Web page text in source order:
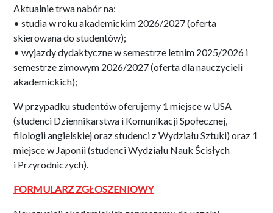
Aktualnie trwa nabór na:
• studia w roku akademickim 2026/2027 (oferta
skierowana do studentów);
• wyjazdy dydaktyczne w semestrze letnim 2025/2026 i
semestrze zimowym 2026/2027 (oferta dla nauczycieli
akademickich);
W przypadku studentów oferujemy 1 miejsce w USA
(studenci Dziennikarstwa i Komunikacji Społecznej,
filologii angielskiej oraz studenci z Wydziału Sztuki) oraz 1
miejsce w Japonii (studenci Wydziału Nauk Ścisłych
i Przyrodniczych).
FORMULARZ ZGŁOSZENIOWY